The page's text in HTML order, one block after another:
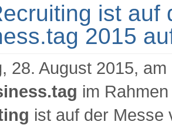
ist auf
2015
28. August 2015,
im
ist auf der Messe